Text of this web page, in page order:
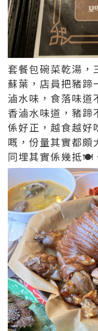
套餐包碗菜乾湯，
蘇葉，店員把豬蹄
滷水味，食落味道
香滷水味道，豬蹄
係好正，越食越好
嘅，份量其實都頗
同埋其實係幾抵🍽️